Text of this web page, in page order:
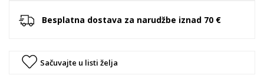
Besplatna dostava za narudžbe iznad 70 €
Sačuvajte u listi želja